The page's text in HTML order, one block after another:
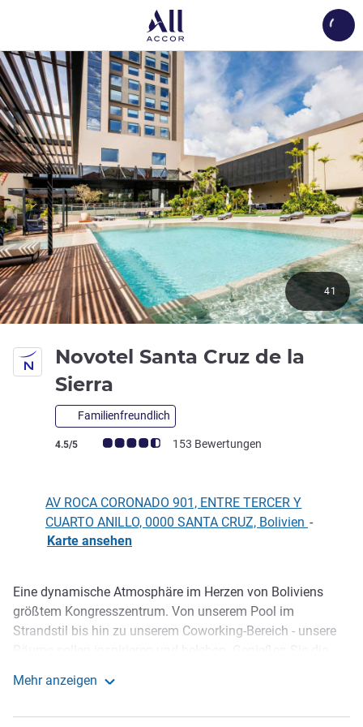
Novotel Santa Cruz de la
Sierra
Familienfreundlich
Note Kundenmeinungen (Bewertung ALL)
4.5/5 153 Bewertungen
41
AV ROCA CORONADO 901, ENTRE TERCER Y
CUARTO ANILLO, 0000 SANTA CRUZ, Bolivien -
Karte ansehen
Beschreibung
Eine dynamische Atmosphäre im Herzen von Boliviens
größtem Kongresszentrum. Von unserem Pool im
Strandstil bis hin zu unserem Coworking-Bereich - unsere
vielseitigen Veranstaltungsräumen. Unsere Bar inmitten
Mehr anzeigen